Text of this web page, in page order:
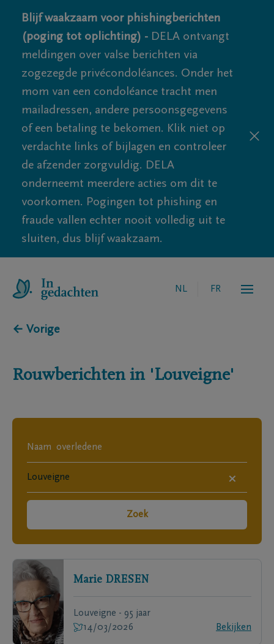
Blijf waakzaam voor phishingberichten
(poging tot oplichting) - DELA ontvangt
meldingen over valse berichten via
zogezegde privécondoléances. Onder het
mom van een condoléance tracht men
mailadressen, andere persoonsgegevens
of een betaling te bekomen. Klik niet op
verdachte links of bijlagen en controleer
de afzender zorgvuldig. DELA
onderneemt meerdere acties om dit te
voorkomen. Pogingen tot phishing en
fraude vallen echter nooit volledig uit te
sluiten, dus blijf waakzaam.
NL FR
← Vorige
Rouwberichten in 'Louveigne'
×
Zoek
Marie DRESEN
Louveigne - 95 jaar
14/03/2026
Bekijken